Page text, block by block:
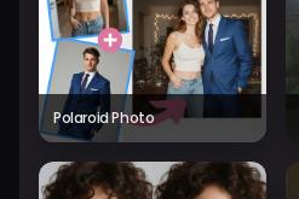
Polaroid Photo